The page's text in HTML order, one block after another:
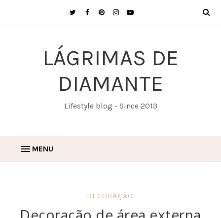
LÁGRIMAS DE
DIAMANTE
Lifestyle blog - Since 2013
MENU
DECORAÇÃO